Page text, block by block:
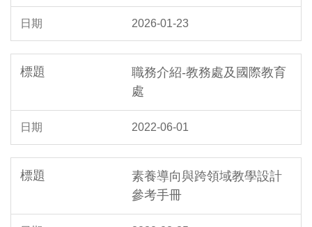
2026-01-23
職務介紹-教務處及國際教育
處
2022-06-01
素養導向與跨領域教學設計
參考手冊